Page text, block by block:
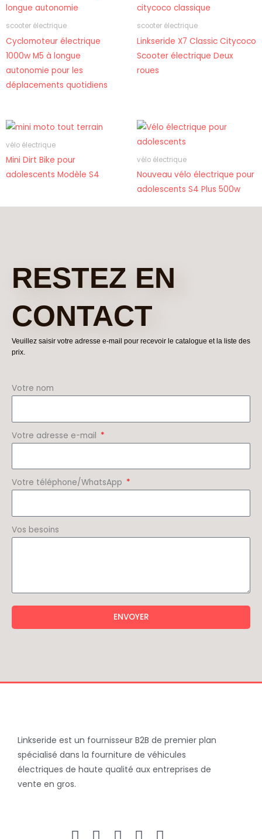
scooter électrique
Cyclomoteur électrique
1000w M5 à longue
autonomie pour les
déplacements quotidiens
scooter électrique
Linkseride X7 Classic Citycoco
Scooter électrique Deux
roues
vélo électrique
Mini Dirt Bike pour
adolescents Modèle S4
vélo électrique
Nouveau vélo électrique pour
adolescents S4 Plus 500w
RESTEZ EN
CONTACT
Veuillez saisir votre adresse e-mail pour recevoir le catalogue et la liste des
prix.
Votre nom
Votre adresse e-mail
Votre téléphone/WhatsApp
Vos besoins
ENVOYER
Linkseride est un fournisseur B2B de premier plan
spécialisé dans la fourniture de véhicules
électriques de haute qualité aux entreprises de
vente en gros.